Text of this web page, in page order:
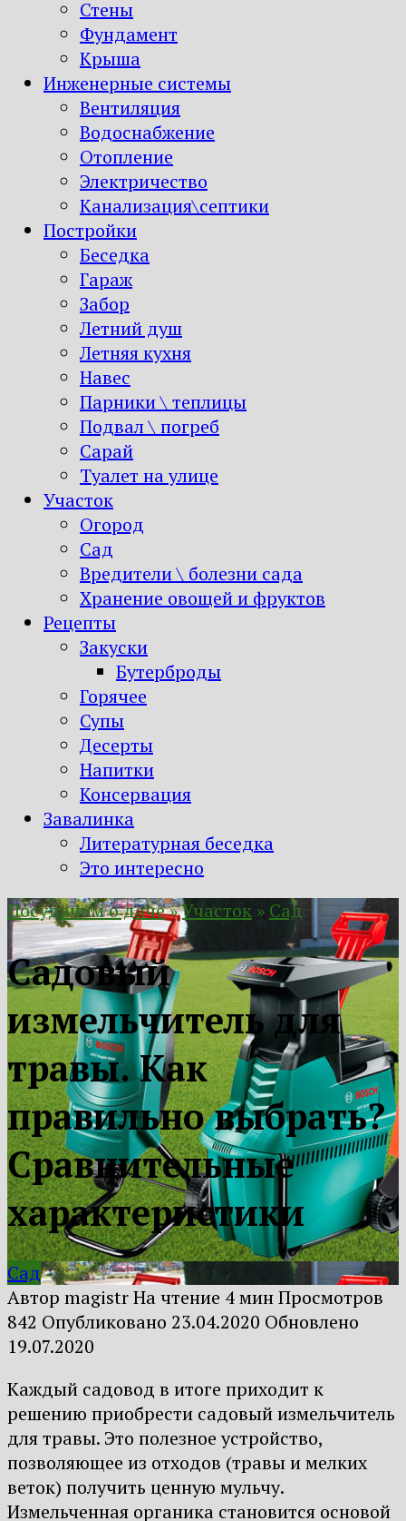
Стены
Фундамент
Крыша
Инженерные системы
Вентиляция
Водоснабжение
Отопление
Электричество
Канализация\септики
Постройки
Беседка
Гараж
Забор
Летний душ
Летняя кухня
Навес
Парники \ теплицы
Подвал \ погреб
Сарай
Туалет на улице
Участок
Огород
Сад
Вредители \ болезни сада
Хранение овощей и фруктов
Рецепты
Закуски
Бутерброды
Горячее
Супы
Десерты
Напитки
Консервация
Завалинка
Литературная беседка
Это интересно
Посудачим о даче»Участок » Сад
Садовый
измельчитель для
травы. Как
правильно выбрать?
Сравнительные
характеристики
Сад
Автор magistrНа чтение 4 минПросмотров
842 Опубликовано 23.04.2020 Обновлено
19.07.2020
Каждый садовод в итоге приходит к
решению приобрести садовый измельчитель
для травы. Это полезное устройство,
позволяющее из отходов (травы и мелких
веток) получить ценную мульчу.
Измельченная органика становится основой